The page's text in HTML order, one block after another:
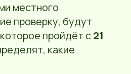
местного
проверку, будут
пройдёт с21
какие